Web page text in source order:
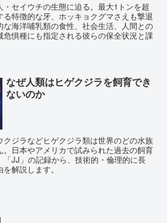
セイウチの生態に迫る。最大1トンを超
る特徴的な牙、ホッキョクグマさえも撃退
海洋哺乳類の食性、社会生活、人間との
惧種にも指定される彼らの保全状況と課
なぜ人類はヒゲクジラを飼育でき
ないのか
ジラなどヒゲクジラ類は世界のどの水族
日本やアメリカで試みられた過去の飼育
JJ」の記録から、技術的・倫理的に長
解説します。